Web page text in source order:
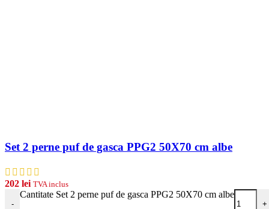
Set 2 perne puf de gasca PPG2 50X70 cm albe
202 lei TVA inclus
-
Cantitate Set 2 perne puf de gasca PPG2 50X70 cm albe
+